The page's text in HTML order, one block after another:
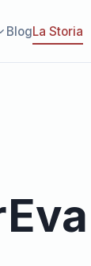
BlogLa Storia